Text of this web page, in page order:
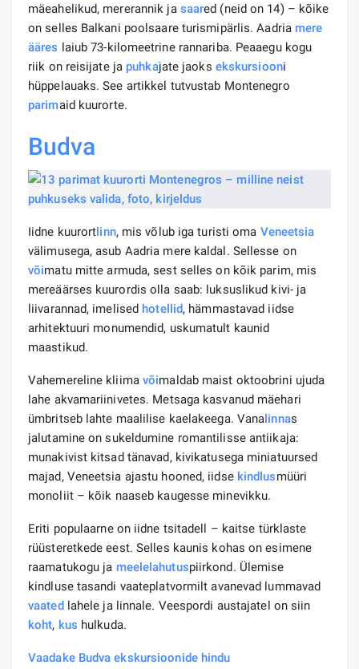
mäeahelikud, mererannik ja saared (neid on 14) – kõike
on selles Balkani poolsaare turismipärlis. Aadria mere
ääres laiub 73-kilomeetrine rannariba. Peaaegu kogu
riik on reisijate ja puhkajate jaoks ekskursiooni
hüppelauaks. See artikkel tutvustab Montenegro
parimaid kuurorte.
Budva
Iidne kuurortlinn, mis võlub iga turisti oma Veneetsia
välimusega, asub Aadria mere kaldal. Sellesse on
võimatu mitte armuda, sest selles on kõik parim, mis
mereäärses kuurordis olla saab: luksuslikud kivi- ja
liivarannad, imelised hotellid, hämmastavad iidse
arhitektuuri monumendid, uskumatult kaunid
maastikud.
Vahemereline kliima võimaldab maist oktoobrini ujuda
lahe akvamariinivetes. Metsaga kasvanud mäehari
ümbritseb lahte maalilise kaelakeega. Vanalinnas
jalutamine on sukeldumine romantilisse antiikaja:
munakivist kitsad tänavad, kivikatusega miniatuursed
majad, Veneetsia ajastu hooned, iidse kindlusmüüri
monoliit – kõik naaseb kaugesse minevikku.
Eriti populaarne on iidne tsitadell – kaitse türklaste
rüüsteretkede eest. Selles kaunis kohas on esimene
raamatukogu ja meelelahutuspiirkond. Ülemise
kindluse tasandi vaateplatvormilt avanevad lummavad
vaatedlahele ja linnale. Veespordi austajatel on siin
koht, kus hulkuda.
Vaadake Budva ekskursioonide hindu